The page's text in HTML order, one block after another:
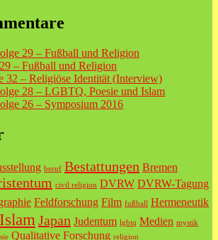
29 – Fußball und Religion
– Fußball und Religion
32 – Religiöse Identität (Interview)
28 – LGBTQ, Poesie und Islam
26 – Symposium 2016
beruf Bestattungen Bremen
civil religion DVRW DVRW-Tagung
Feldforschung Film fußball Hermeneutik
Islam Japan Judentum lgbtq Medien mystik
Qualitative Forschung religion